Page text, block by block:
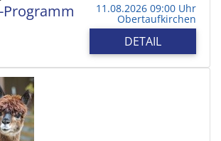
Programm 11.08.2026 09:00 Uhr
Obertaufkirchen
DETAIL